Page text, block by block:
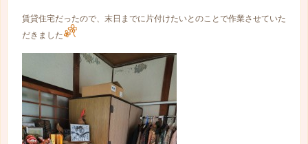
賃貸住宅だったので、末日までに片付けたいとのことで作業させていた
だきました